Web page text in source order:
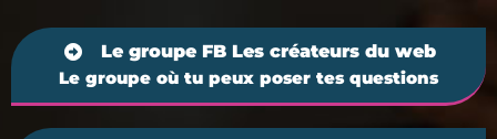
Le groupe FB Les créateurs du web
Le groupe où tu peux poser tes questions